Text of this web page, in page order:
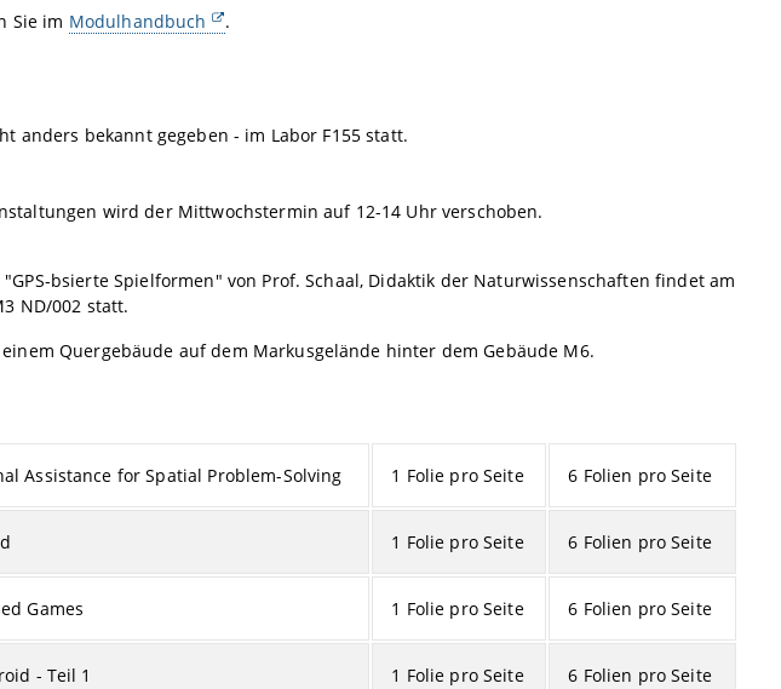
Sie im Modulhandbuch
.
anders bekannt gegeben - im Labor F155 statt.
wird der Mittwochstermin auf 12-14 Uhr verschoben.
bsierte Spielformen" von Prof. Schaal, Didaktik der Naturwissenschaften findet am
ND/002 statt.
Quergebäude auf dem Markusgelände hinter dem Gebäude M6.
Assistance for Spatial Problem-Solving 1 Folie pro Seite 6 Folien pro Seite
1 Folie pro Seite 6 Folien pro Seite
Games 1 Folie pro Seite 6 Folien pro Seite
- Teil 1 1 Folie pro Seite 6 Folien pro Seite